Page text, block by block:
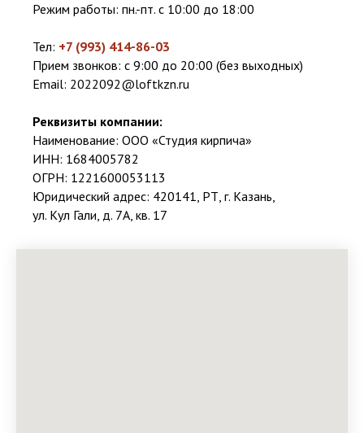
Режим работы: пн.-пт. с 10:00 до 18:00
Тел: +7 (993) 414-86-03
Прием звонков: с 9:00 до 20:00 (без выходных)
Email: 2022092@loftkzn.ru
Реквизиты компании:
Наименование: ООО «Студия кирпича»
ИНН: 1684005782
ОГРН: 1221600053113
Юридический адрес: 420141, РТ, г. Казань,
ул. Кул Гали, д. 7А, кв. 17